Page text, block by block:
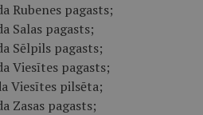
Rubenes pagasts;
Salas pagasts;
Sēlpils pagasts;
Viesītes pagasts;
Viesītes pilsēta;
Zasas pagasts;